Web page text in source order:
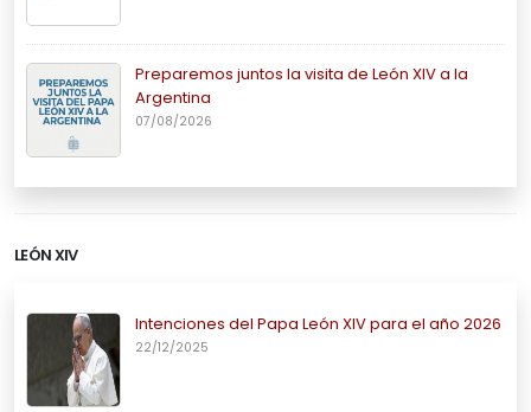
Preparemos juntos la visita de León XIV a la
Argentina
07/08/2026
LEÓN XIV
Intenciones del Papa León XIV para el año 2026
22/12/2025